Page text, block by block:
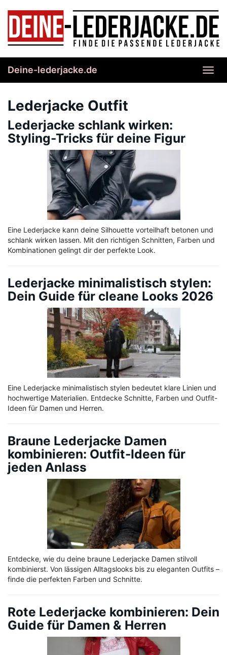
content
Deine-lederjacke.de
Lederjacke Outfit
Lederjacke schlank wirken:
Styling-Tricks für deine Figur
Eine Lederjacke kann deine Silhouette vorteilhaft betonen und
schlank wirken lassen. Mit den richtigen Schnitten, Farben und
Kombinationen gelingt dir der perfekte Look.
Lederjacke minimalistisch stylen:
Dein Guide für cleane Looks 2026
Eine Lederjacke minimalistisch stylen bedeutet klare Linien und
hochwertige Materialien. Entdecke Schnitte, Farben und Outfit-
Ideen für Damen und Herren.
Braune Lederjacke Damen
kombinieren: Outfit-Ideen für
jeden Anlass
Entdecke, wie du deine braune Lederjacke Damen stilvoll
kombinierst. Von lässigen Alltagslooks bis zu eleganten Outfits –
finde die perfekten Farben und Schnitte.
Rote Lederjacke kombinieren: Dein
Guide für Damen & Herren